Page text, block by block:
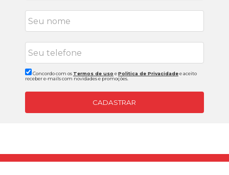
Concordo com os Termos de uso ePolitica de Privacidadee aceito
receber e-mails com novidades e promoções.
CADASTRAR